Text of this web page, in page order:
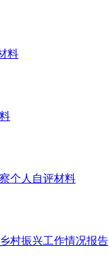
料
个人自评材料
村振兴工作情况报告